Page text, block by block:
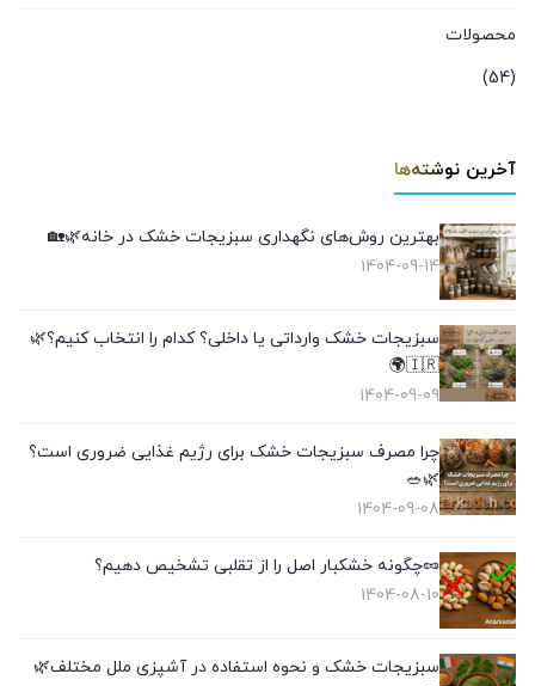
محصولات
(54)
آخرین نوشته‌ها
بهترین روش‌های نگهداری سبزیجات خشک در خانه🌿🏡
1404-09-14
سبزیجات خشک وارداتی یا داخلی؟ کدام را انتخاب کنیم؟🌿
🇮🇷🌍
1404-09-09
چرا مصرف سبزیجات خشک برای رژیم غذایی ضروری است؟
🌿🥗
1404-09-08
🥜چگونه خشکبار اصل را از تقلبی تشخیص دهیم؟
1404-08-10
سبزیجات خشک و نحوه استفاده در آشپزی ملل مختلف🌿